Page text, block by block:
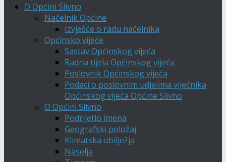
O Općini Slivno
Načelnik Općine
Izvješće o radu načelnika
Općinsko vijeće
Sastav Općinskog vijeća
Radna tijela Općinskog vijeća
Poslovnik Općinskog vijeća
Podaci o poslovnim udjelima vijećnika
Općinskog vijeća Općine Slivno
O Općini Slivno
Podrijetlo imena
Geografski položaj
Klimatska obilježja
Naselja